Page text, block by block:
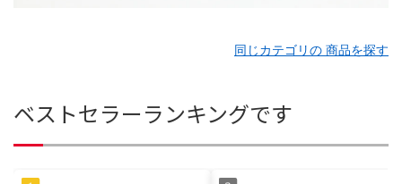
同じカテゴリの 商品を探す
ベストセラーランキングです